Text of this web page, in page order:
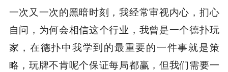
一次又一次的黑暗时刻，我经常审视内心，扪心
自问，为何会相信这个行业，我曾是一个德扑玩
家，在德扑中我学到的最重要的一件事就是策
略，玩牌不肯呢个保证每局都赢，但我们需要一